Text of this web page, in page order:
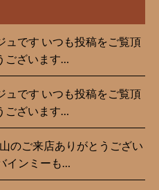
ュです︎ いつも投稿をご覧頂
ございます…
ュです︎ いつも投稿をご覧頂
ございます…
のご来店ありがとうござい
インミーも…